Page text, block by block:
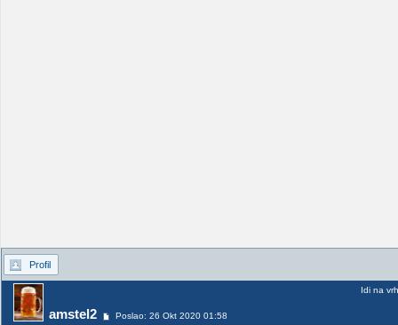
Profil
amstel2 Poslao: 26 Okt 2020 01:58
Idi na vrh